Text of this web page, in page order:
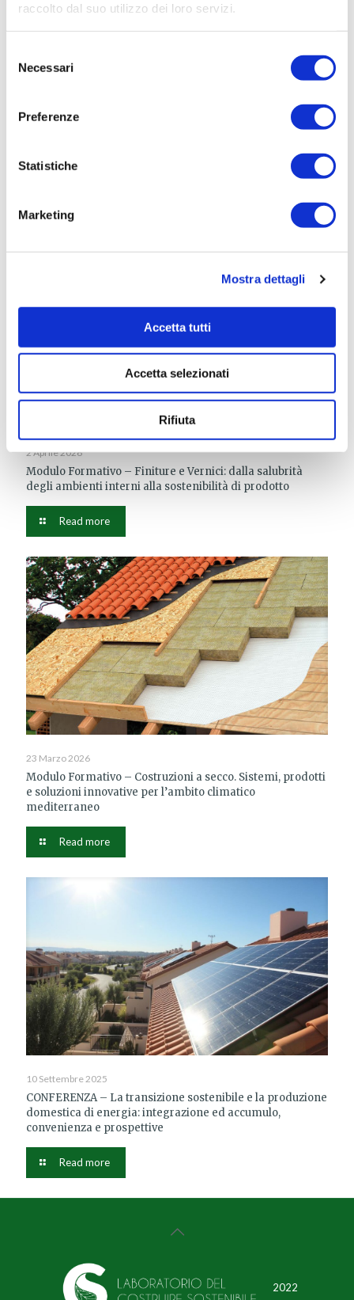
raccolto dal suo utilizzo dei loro servizi.
delNecessari
Preferenze
Statistiche
Marketing
Mostra dettagli
Accetta tutti
Accetta selezionati
Rifiuta
2 Aprile 2026
Modulo Formativo – Finiture e Vernici: dalla salubrità
degli ambienti interni alla sostenibilità di prodotto
Read more
23 Marzo 2026
Modulo Formativo – Costruzioni a secco. Sistemi, prodotti
e soluzioni innovative per l’ambito climatico
mediterraneo
Read more
10 Settembre 2025
CONFERENZA – La transizione sostenibile e la produzione
domestica di energia: integrazione ed accumulo,
convenienza e prospettive
Read more
2022